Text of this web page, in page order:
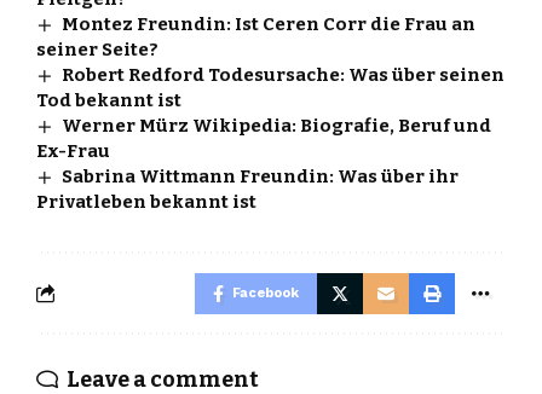
Montez Freundin: Ist Ceren Corr die Frau an
seiner Seite?
Robert Redford Todesursache: Was über seinen
Tod bekannt ist
Werner Mürz Wikipedia: Biografie, Beruf und
Ex-Frau
Sabrina Wittmann Freundin: Was über ihr
Privatleben bekannt ist
Facebook
Leave a comment